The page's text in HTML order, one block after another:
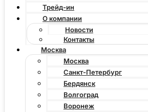
Трейд-ин
О компании
Новости
Контакты
Москва
Москва
Санкт-Петербург
Бердянск
Волгоград
Воронеж